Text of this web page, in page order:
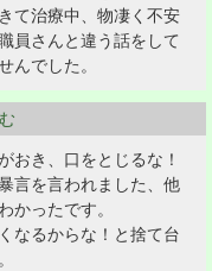
て治療中、物凄く不安
員さんと違う話をして
んでした。
おき、口をとじるな！
言を言われました、他
かったです。
なるからな！と捨て台